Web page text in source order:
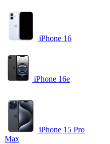
iPhone 16
iPhone 16e
iPhone 15 Pro
Max